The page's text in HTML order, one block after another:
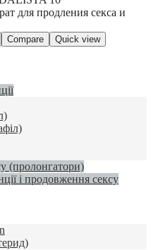
Compare Quick view
(пролонгатори)
і продовження сексу